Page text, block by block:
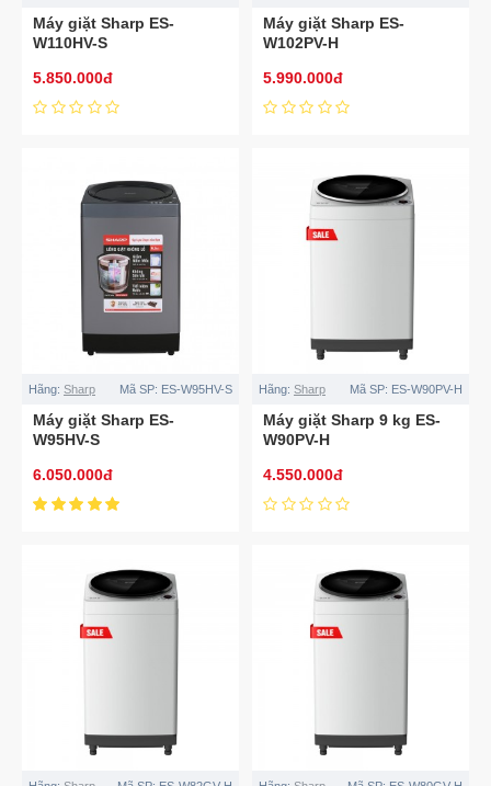
Máy giặt Sharp ES-
W110HV-S
5.850.000đ
Máy giặt Sharp ES-
W102PV-H
5.990.000đ
Hãng: Sharp Mã SP: ES-W95HV-S
Máy giặt Sharp ES-
W95HV-S
6.050.000đ
Hãng: Sharp Mã SP: ES-W90PV-H
Máy giặt Sharp 9 kg ES-
W90PV-H
4.550.000đ